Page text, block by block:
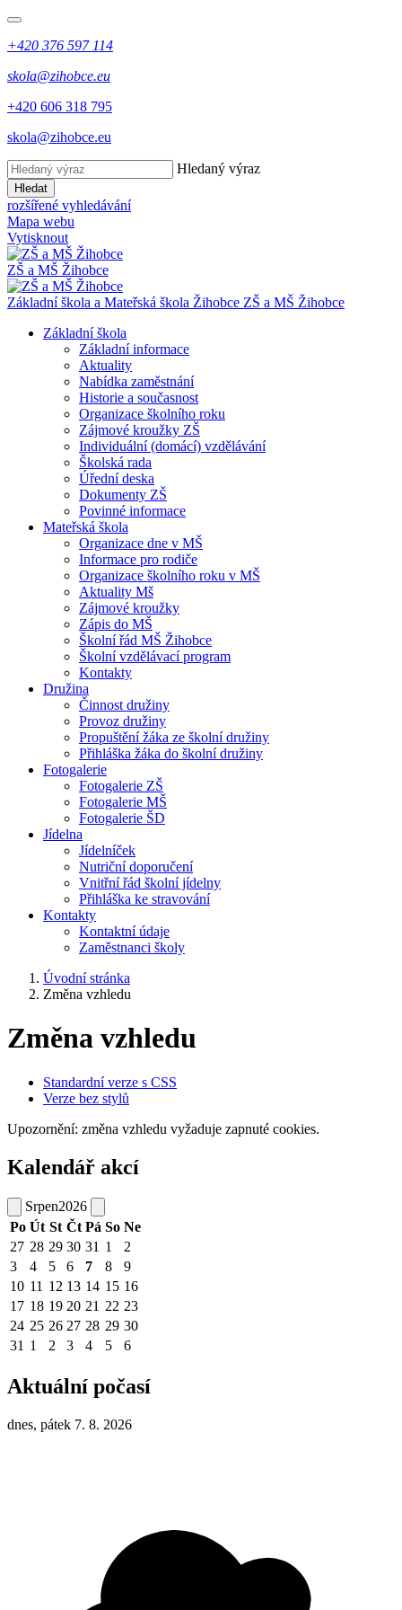
+420 376 597 114
skola@zihobce.eu
+420 606 318 795
skola@zihobce.eu
Hledaný výraz
Hledat
rozšířené vyhledávání
Mapa webu
Vytisknout
ZŠ a MŠ Žihobce
Základní škola a Mateřská škola Žihobce ZŠ a MŠ Žihobce
Základní škola
Základní informace
Aktuality
Nabídka zaměstnání
Historie a současnost
Organizace školního roku
Zájmové kroužky ZŠ
Individuální (domácí) vzdělávání
Školská rada
Úřední deska
Dokumenty ZŠ
Povinné informace
Mateřská škola
Organizace dne v MŠ
Informace pro rodiče
Organizace školního roku v MŠ
Aktuality Mš
Zájmové kroužky
Zápis do MŠ
Školní řád MŠ Žihobce
Školní vzdělávací program
Kontakty
Družina
Činnost družiny
Provoz družiny
Propuštění žáka ze školní družiny
Přihláška žáka do školní družiny
Fotogalerie
Fotogalerie ZŠ
Fotogalerie MŠ
Fotogalerie ŠD
Jídelna
Jídelníček
Nutriční doporučení
Vnitřní řád školní jídelny
Přihláška ke stravování
Kontakty
Kontaktní údaje
Zaměstnanci školy
Úvodní stránka
Změna vzhledu
Změna vzhledu
Standardní verze s CSS
Verze bez stylů
Upozornění: změna vzhledu vyžaduje zapnuté cookies.
Kalendář akcí
Srpen2026
Po Út St Čt Pá So Ne
27 28 29 30 31 1
2
3
4 5 6 7 8
9
10 11 12 13 14 15 16
17 18 19 20 21 22 23
24 25 26 27 28 29 30
31 1 2 3 4 5 6
Aktuální počasí
dnes, pátek 7. 8. 2026